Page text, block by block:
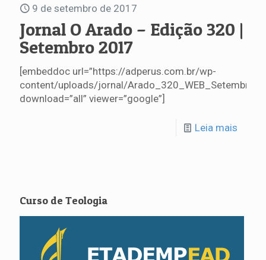
9 de setembro de 2017
Jornal O Arado – Edição 320 |
Setembro 2017
[embeddoc url=”https://adperus.com.br/wp-
content/uploads/jornal/
download=”all” viewer=”google”]
Leia mais
Curso de Teologia